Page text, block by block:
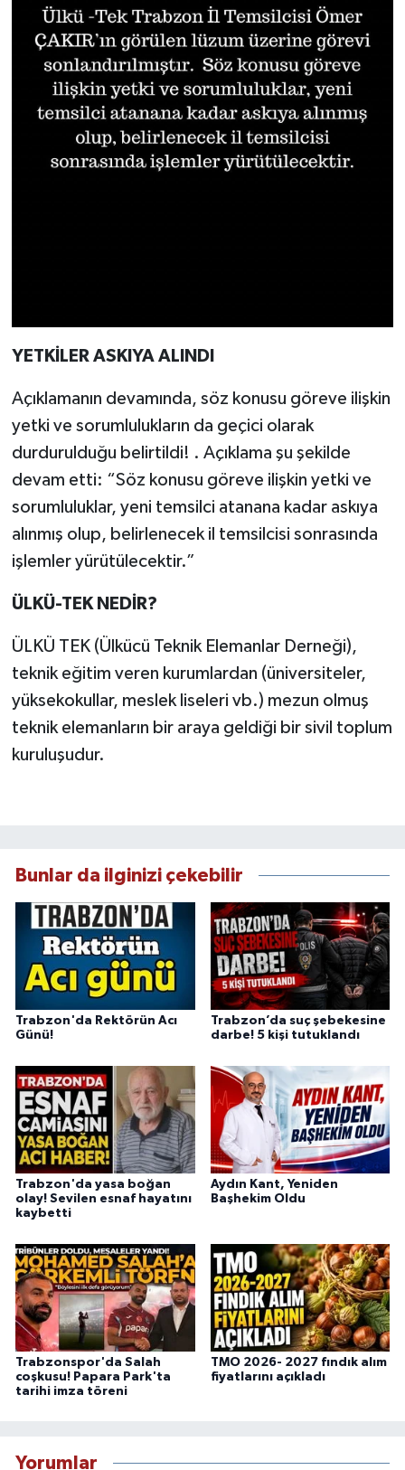
YETKİLER ASKIYA ALINDI
Açıklamanın devamında, söz konusu göreve ilişkin
yetki ve sorumlulukların da geçici olarak
durdurulduğu belirtildi! . Açıklama şu şekilde
devam etti: “Söz konusu göreve ilişkin yetki ve
sorumluluklar, yeni temsilci atanana kadar askıya
alınmış olup, belirlenecek il temsilcisi sonrasında
işlemler yürütülecektir.”
ÜLKÜ-TEK NEDİR?
ÜLKÜ TEK (Ülkücü Teknik Elemanlar Derneği),
teknik eğitim veren kurumlardan (üniversiteler,
yüksekokullar, meslek liseleri vb.) mezun olmuş
teknik elemanların bir araya geldiği bir sivil toplum
kuruluşudur.
Bunlar da ilginizi çekebilir
Trabzon'da Rektörün Acı
Günü!
Trabzon’da suç şebekesine
darbe! 5 kişi tutuklandı
Trabzon'da yasa boğan
olay! Sevilen esnaf hayatını
kaybetti
Aydın Kant, Yeniden
Başhekim Oldu
Trabzonspor'da Salah
coşkusu! Papara Park'ta
tarihi imza töreni
TMO 2026- 2027 fındık alım
fiyatlarını açıkladı
Yorumlar